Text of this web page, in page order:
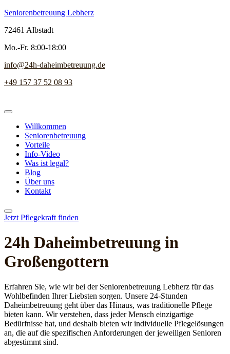
Seniorenbetreuung Lebherz
72461 Albstadt
Mo.-Fr. 8:00-18:00
info@24h-daheimbetreuung.de
+49 157 37 52 08 93
Willkommen
Seniorenbetreuung
Vorteile
Info-Video
Was ist legal?
Blog
Über uns
Kontakt
Jetzt Pflegekraft finden
24h Daheim­betreuung in
Großengottern
Erfahren Sie, wie wir bei der Seniorenbetreuung Lebherz für das
Wohlbefinden Ihrer Liebsten sorgen. Unsere 24-Stunden
Daheimbetreuung geht über das Hinaus, was traditionelle Pflege
bieten kann. Wir verstehen, dass jeder Mensch einzigartige
Bedürfnisse hat, und deshalb bieten wir individuelle Pflegelösungen
an, die auf die spezifischen Anforderungen der jeweiligen Senioren
abgestimmt sind.